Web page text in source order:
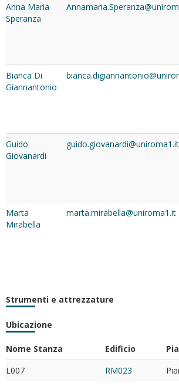
Anna Maria
Speranza
Bianca Di
Giannantonio
Guido
Giovanardi
guido.giovanardi@uniroma1.it
Marta
Mirabella
marta.mirabella@uniroma1.it
Strumenti e attrezzature
Ubicazione
Nome Stanza Edificio
L007
RM023